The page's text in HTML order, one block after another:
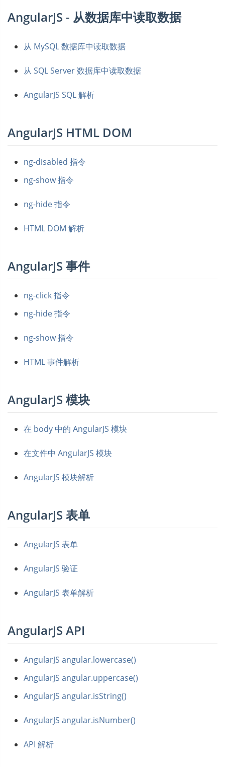
AngularJS - 从数据库中读取数据
从 MySQL 数据库中读取数据
从 SQL Server 数据库中读取数据
AngularJS SQL 解析
AngularJS HTML DOM
ng-disabled 指令
ng-show 指令
ng-hide 指令
HTML DOM 解析
AngularJS 事件
ng-click 指令
ng-hide 指令
ng-show 指令
HTML 事件解析
AngularJS 模块
在 body 中的 AngularJS 模块
在文件中 AngularJS 模块
AngularJS 模块解析
AngularJS 表单
AngularJS 表单
AngularJS 验证
AngularJS 表单解析
AngularJS API
AngularJS angular.lowercase()
AngularJS angular.uppercase()
AngularJS angular.isString()
AngularJS angular.isNumber()
API 解析